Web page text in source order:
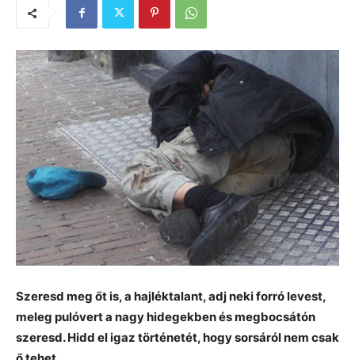
Szeresd meg őt is, a hajléktalant, adj neki forró levest,
meleg pulóvert a nagy hidegekben és megbocsátón
szeresd. Hidd el igaz történetét, hogy sorsáról nem csak